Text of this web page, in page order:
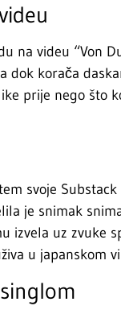
na videu “Von
korača
prije nego što
svoje
je snimak
izvela uz zvuke
u japanskom